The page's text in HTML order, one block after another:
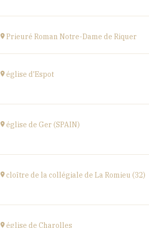
à18H00
Acheter vos billets
Prieuré Roman Notre-Dame de Riquer
à 21H00
église d'Espot
SPAIN
à 19H00
église de Ger (SPAIN)
Plaça d'Andreu Xandri, 17539 Ger (SPAIN)
à 19H00
cloître de la collégiale de La Romieu (32)
rue du docteur Lucante, 32480 La Romieu
église de Charolles